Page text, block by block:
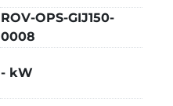
ROV-OPS-GIJ150-
0008
- kW